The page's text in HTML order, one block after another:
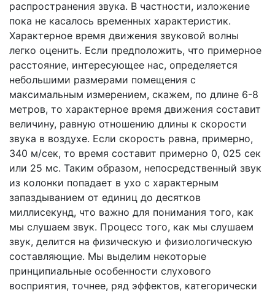
распространения звука. В частности, изложение
пока не касалось временных характеристик.
Характерное время движения звуковой волны
легко оценить. Если предположить, что примерное
расстояние, интересующее нас, определяется
небольшими размерами помещения с
максимальным измерением, скажем, по длине 6-8
метров, то характерное время движения составит
величину, равную отношению длины к скорости
звука в воздухе. Если скорость равна, примерно,
340 м/сек, то время составит примерно 0, 025 сек
или 25 мс. Таким образом, непосредственный звук
из колонки попадает в ухо с характерным
запаздыванием от единиц до десятков
миллисекунд, что важно для понимания того, как
мы слушаем звук. Процесс того, как мы слушаем
звук, делится на физическую и физиологическую
составляющие. Мы выделим некоторые
принципиальные особенности слухового
восприятия, точнее, ряд эффектов, категорически